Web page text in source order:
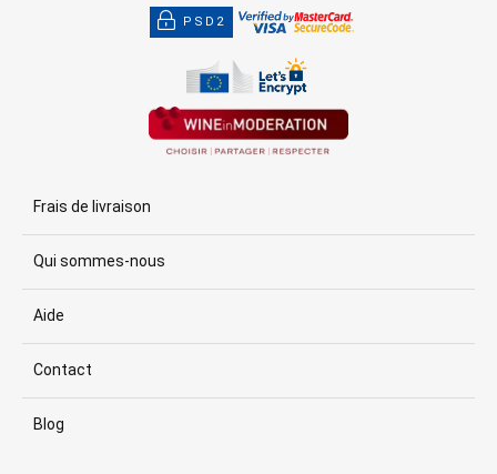
PSD2
Frais de livraison
Qui sommes-nous
Aide
Contact
Blog